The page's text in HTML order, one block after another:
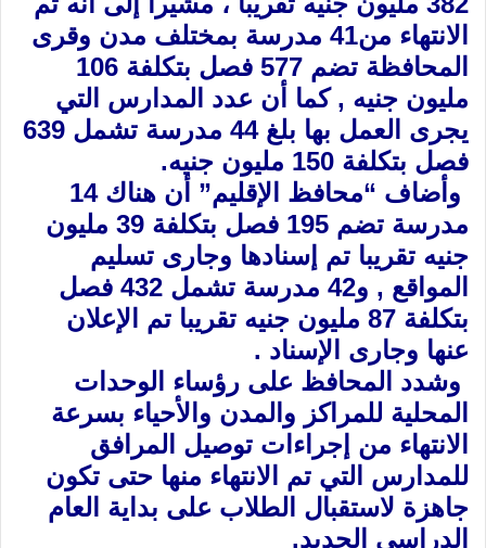
الانتهاء من41 مدرسة بمختلف مدن وقرى
المحافظة تضم 577 فصل بتكلفة 106
مليون جنيه ‏‏, كما أن عدد المدارس التي
يجرى العمل بها بلغ 44 مدرسة تشمل 639
فصل بتكلفة 150 مليون ‏جنيه.‏
‏ وأضاف “محافظ الإقليم” أن هناك 14
مدرسة تضم 195 فصل بتكلفة 39 مليون
جنيه تقريبا تم ‏إسنادها وجارى تسليم
المواقع , و42 مدرسة تشمل 432 فصل
بتكلفة 87 مليون جنيه تقريبا تم ‏الإعلان
عنها وجارى الإسناد . ‏
‏ وشدد المحافظ على رؤساء الوحدات
المحلية للمراكز والمدن والأحياء بسرعة
الانتهاء من إجراءات ‏توصيل المرافق
للمدارس التي تم الانتهاء منها حتى تكون
جاهزة لاستقبال الطلاب على بداية العام
‏الدراسي الجديد.‏